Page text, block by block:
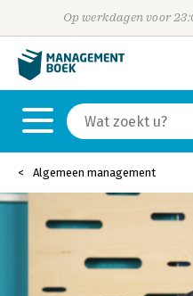
Op werkdagen voor
Algemeen management